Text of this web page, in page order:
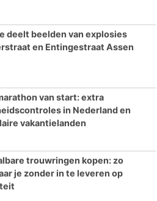
deelt beelden van explosies
en Entingestraat Assen
van start: extra
in Nederland en
vakantielanden
trouwringen kopen: zo
je zonder in te leveren op